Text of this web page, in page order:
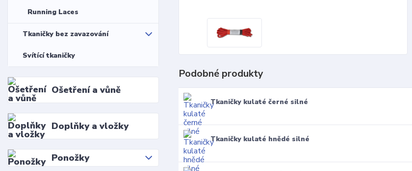
Running Laces
Tkaničky bez zavazování
Svítící tkaničky
Ošetření a vůně
Doplňky a vložky
Ponožky
Podobné produkty
Tkaničky kulaté černé silné
Tkaničky kulaté hnědé silné